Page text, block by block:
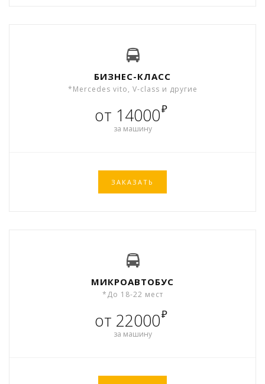
БИЗНЕС-КЛАСС
*Mercedes vito, V-class и другие
от 14000₽
за машину
ЗАКАЗАТЬ
МИКРОАВТОБУС
*До 18-22 мест
от 22000₽
за машину